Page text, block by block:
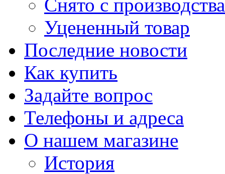
Снято с производства
Уцененный товар
Последние новости
Как купить
Задайте вопрос
Телефоны и адреса
О нашем магазине
История